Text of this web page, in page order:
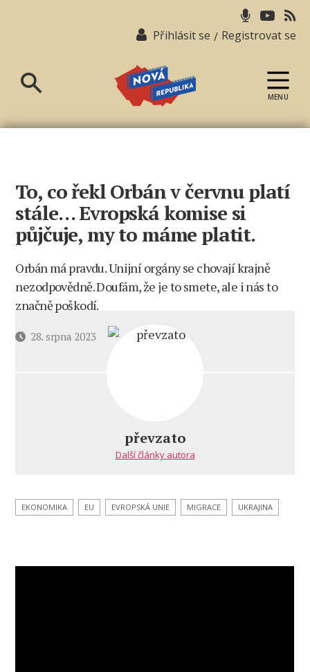
Přihlásit se / Registrovat se
republika
MENU
To, co řekl Orbán v červnu platí
stále… Evropská komise si
půjčuje, my to máme platit.
Orbán má pravdu. Unijní orgány se chovají krajně
nezodpovědně. Doufám, že je to smete, ale i nás to
značně poškodí.
Datum28. srpna 2023
převzato
Další články autora
EKONOMIKA EU EVROPSKÁ UNIE MIGRACE UKRAJINA